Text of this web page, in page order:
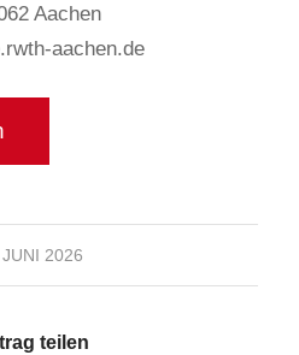
Aachen
aachen.de
2026
teilen